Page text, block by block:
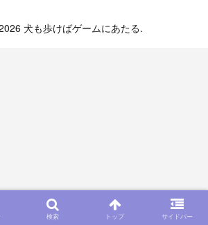
犬も歩けばゲームにあたる.
検索 トップ サイドバー